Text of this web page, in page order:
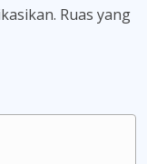
Ruas yang